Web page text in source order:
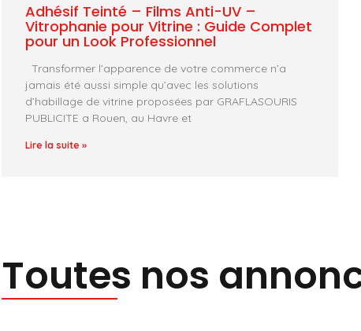
Adhésif Teinté – Films Anti-UV –
Vitrophanie pour Vitrine : Guide Complet
pour un Look Professionnel
Transformer l’apparence de votre commerce n’a
jamais été aussi simple qu’avec les solutions
d’habillage de vitrine proposées par GRAFLASOURIS
PUBLICITE a Rouen, au Havre et
Lire la suite »
Toutes nos